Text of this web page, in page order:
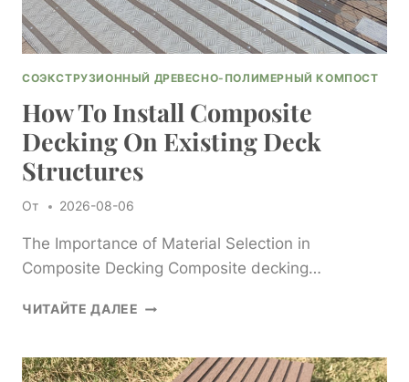
СОЭКСТРУЗИОННЫЙ ДРЕВЕСНО-ПОЛИМЕРНЫЙ КОМПОСТ
How To Install Composite
Decking On Existing Deck
Structures
От 2026-08-06
The Importance of Material Selection in
Composite Decking Composite decking…
ЧИТАЙТЕ ДАЛЕЕ HOW
COMPOSITE